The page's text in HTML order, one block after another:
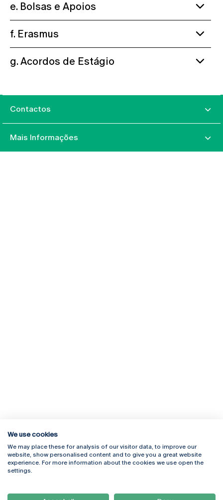
e. Bolsas e Apoios
f. Erasmus
g. Acordos de Estágio
Contactos
Mais Informações
Rua Diogo Botelho 1327
4169-005 Porto
+351 226 196 240
Campus Online
Webmail
Como Chegar
We use cookies
We may place these for analysis of our visitor data, to improve our
website, show personalised content and to give you a great website
experience. For more information about the cookies we use open the
settings.